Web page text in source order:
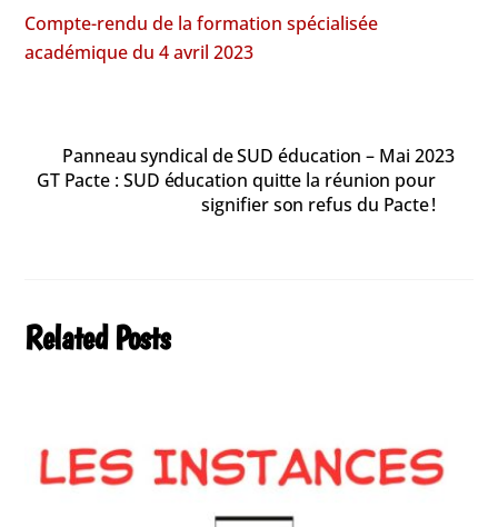
Compte-rendu de la formation spécialisée
académique du 4 avril 2023
Panneau syndical de SUD éducation – Mai 2023
GT Pacte : SUD éducation quitte la réunion pour
signifier son refus du Pacte !
Related Posts